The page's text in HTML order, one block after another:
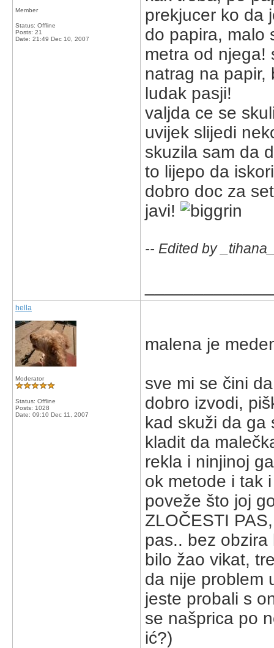
Member
Status: Offline
Posts: 21
Date: 21:49 Dec 10, 2007
prekjucer ko da
do papira, malo
metra od njega!
natrag na papir,
ludak pasji!
valjda ce se
uvijek slijedi
skuzila sam da
to lijepo da
dobro doc za
javi!
-- Edited by
hella
Moderator
Status: Offline
Posts: 1028
Date: 09:10 Dec 11, 2007
malena je
sve mi se čini
dobro izvodi,
kad skuži da ga
kladit da
rekla i ninjinoj
ok metode i tak
poveže što joj
ZLOČESTI
pas.. bez
bilo žao vikat,
da nije problem
jeste probali s
se našprica po
ić?)